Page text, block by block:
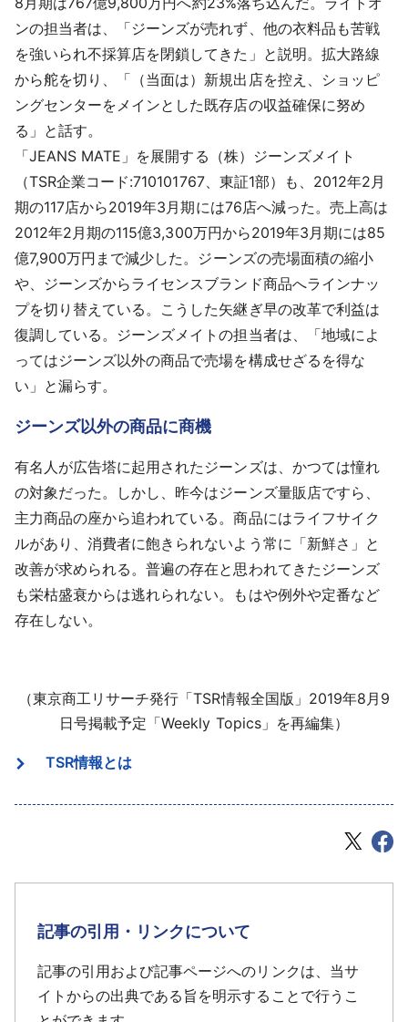
ンの担当者は、「ジーンズが売れず、他の衣料品も苦戦
を強いられ不採算店を閉鎖してきた」と説明。拡大路線
から舵を切り、「（当面は）新規出店を控え、ショッピ
ングセンターをメインとした既存店の収益確保に努め
る」と話す。
「JEANS MATE」を展開する（株）ジーンズメイト
（TSR企業コード:710101767、東証1部）も、2012年2月
期の117店から2019年3月期には76店へ減った。売上高は
2012年2月期の115億3,300万円から2019年3月期には85
億7,900万円まで減少した。ジーンズの売場面積の縮小
や、ジーンズからライセンスブランド商品へラインナッ
プを切り替えている。こうした矢継ぎ早の改革で利益は
復調している。ジーンズメイトの担当者は、「地域によ
ってはジーンズ以外の商品で売場を構成せざるを得な
い」と漏らす。
ジーンズ以外の商品に商機
有名人が広告塔に起用されたジーンズは、かつては憧れ
の対象だった。しかし、昨今はジーンズ量販店ですら、
主力商品の座から追われている。商品にはライフサイク
ルがあり、消費者に飽きられないよう常に「新鮮さ」と
改善が求められる。普遍の存在と思われてきたジーンズ
も栄枯盛衰からは逃れられない。もはや例外や定番など
存在しない。
（東京商工リサーチ発行「TSR情報全国版」2019年8月9
日号掲載予定「Weekly Topics」を再編集）
TSR情報とは
記事の引用・リンクについて
記事の引用および記事ページへのリンクは、当サ
イトからの出典である旨を明示することで行うこ